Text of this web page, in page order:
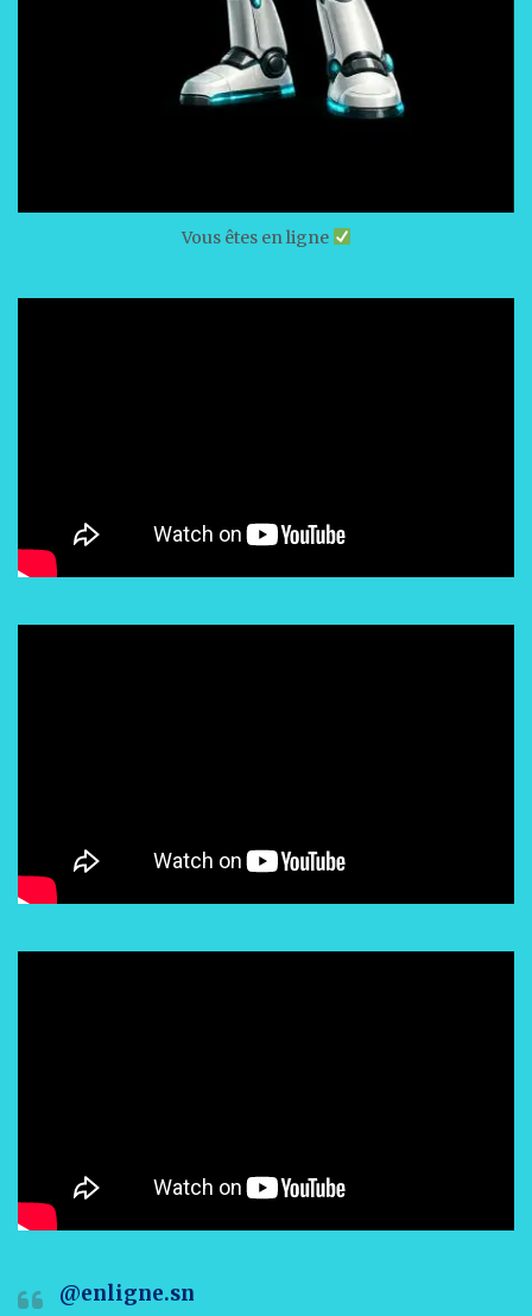
Vous êtes en ligne
@enligne.sn